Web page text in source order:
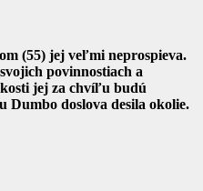
(55) jej veľmi neprospieva.
povinnostiach a
jej za chvíľu budú
Dumbo doslova desila okolie.